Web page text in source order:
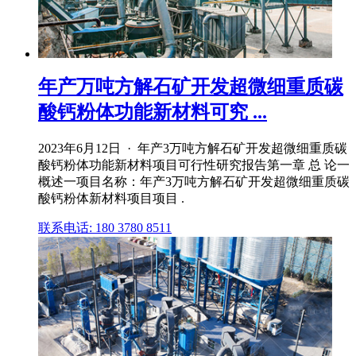
年产万吨方解石矿开发超微细重质碳
酸钙粉体功能新材料可究 ...
2023年6月12日 · 年产3万吨方解石矿开发超微细重质碳
酸钙粉体功能新材料项目可行性研究报告第一章 总 论一
概述一项目名称：年产3万吨方解石矿开发超微细重质碳
酸钙粉体新材料项目项目 .
联系电话: 180 3780 8511